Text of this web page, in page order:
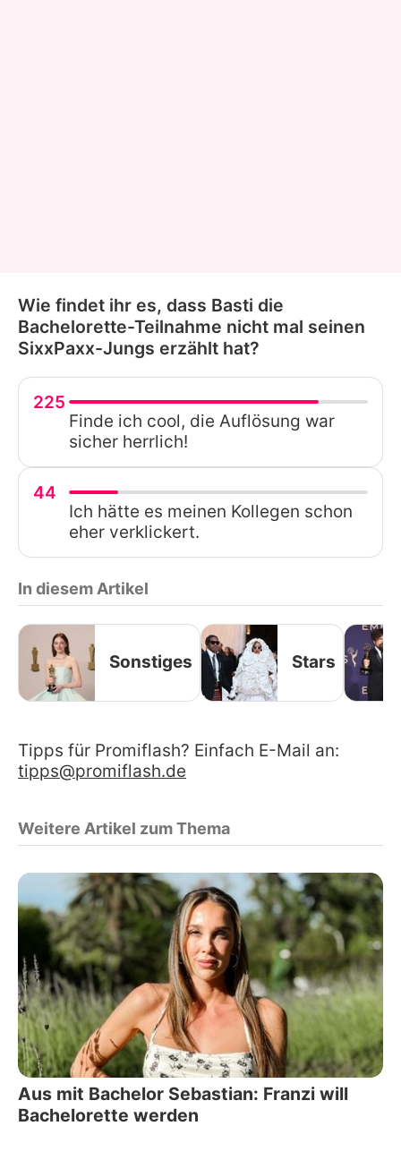
Wie findet ihr es, dass Basti die
Bachelorette-Teilnahme nicht mal seinen
SixxPaxx-Jungs erzählt hat?
225
Finde ich cool, die Auflösung war
sicher herrlich!
44
Ich hätte es meinen Kollegen schon
eher verklickert.
In diesem Artikel
Sonstiges Stars
Tipps für Promiflash? Einfach E-Mail an:
tipps@promiflash.de
Weitere Artikel zum Thema
Aus mit Bachelor Sebastian: Franzi will
Bachelorette werden